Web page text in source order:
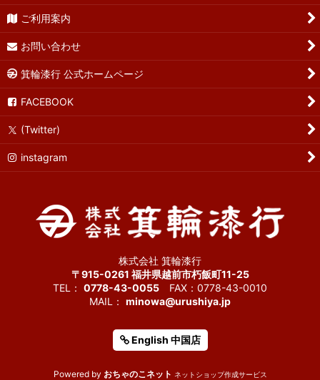
ご利用案内
お問い合わせ
箕輪漆行 公式ホームページ
FACEBOOK
(Twitter)
instagram
株式会社 箕輪漆行
〒915-0261 福井県越前市朽飯町11-25
TEL： 0778-43-0055 FAX：0778-43-0010
MAIL： minowa@urushiya.jp
English 中国店
Powered by おちゃのこネット ネットショップ作成サービス